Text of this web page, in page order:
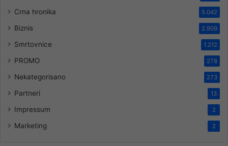
Crna hronika 5.042
Biznis 2.909
Smrtovnice 1.212
PROMO 278
Nekategorisano 273
Partneri 13
Impressum 2
Marketing 2